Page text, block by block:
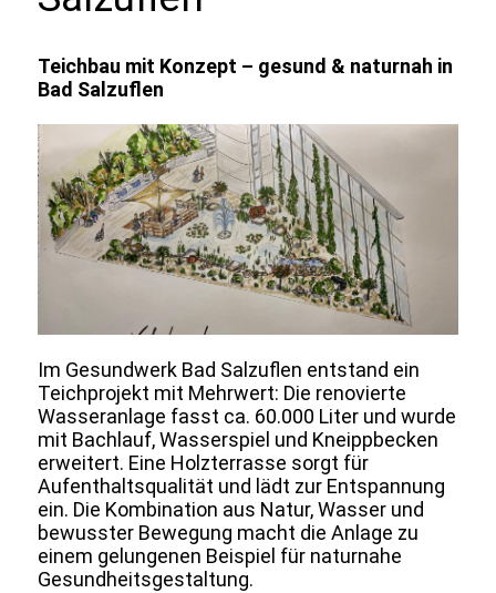
Teichbau mit Konzept – gesund & naturnah in
Bad Salzuflen
Im Gesundwerk Bad Salzuflen entstand ein
Teichprojekt mit Mehrwert: Die renovierte
Wasseranlage fasst ca. 60.000 Liter und wurde
mit Bachlauf, Wasserspiel und Kneippbecken
erweitert. Eine Holzterrasse sorgt für
Aufenthaltsqualität und lädt zur Entspannung
ein. Die Kombination aus Natur, Wasser und
bewusster Bewegung macht die Anlage zu
einem gelungenen Beispiel für naturnahe
Gesundheitsgestaltung.